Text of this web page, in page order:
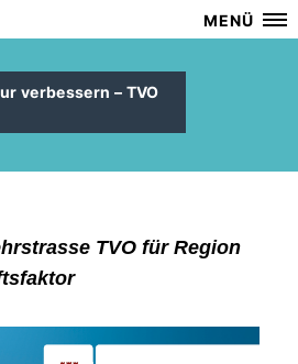
MENÜ
verbessern – TVO
TVO für Region